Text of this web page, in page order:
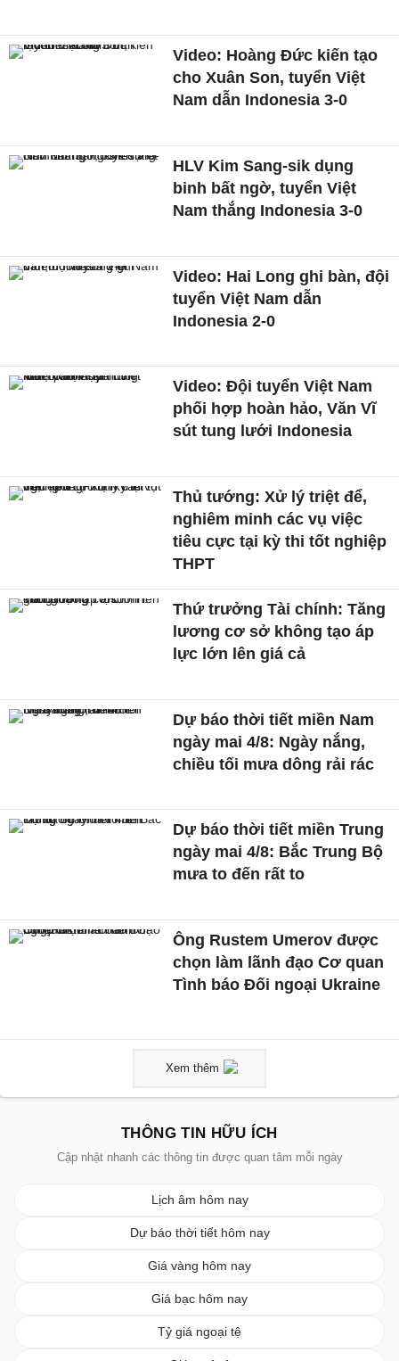
Video: Hoàng Đức kiến tạo
cho Xuân Son, tuyển Việt
Nam dẫn Indonesia 3-0
HLV Kim Sang-sik dụng
binh bất ngờ, tuyển Việt
Nam thắng Indonesia 3-0
Video: Hai Long ghi bàn, đội
tuyển Việt Nam dẫn
Indonesia 2-0
Video: Đội tuyển Việt Nam
phối hợp hoàn hảo, Văn Vĩ
sút tung lưới Indonesia
Thủ tướng: Xử lý triệt để,
nghiêm minh các vụ việc
tiêu cực tại kỳ thi tốt nghiệp
THPT
Thứ trưởng Tài chính: Tăng
lương cơ sở không tạo áp
lực lớn lên giá cả
Dự báo thời tiết miền Nam
ngày mai 4/8: Ngày nắng,
chiều tối mưa dông rải rác
Dự báo thời tiết miền Trung
ngày mai 4/8: Bắc Trung Bộ
mưa to đến rất to
Ông Rustem Umerov được
chọn làm lãnh đạo Cơ quan
Tình báo Đối ngoại Ukraine
Xem thêm
THÔNG TIN HỮU ÍCH
Cập nhật nhanh các thông tin được quan tâm mỗi ngày
Lịch âm hôm nay
Dự báo thời tiết hôm nay
Giá vàng hôm nay
Giá bạc hôm nay
Tỷ giá ngoại tệ